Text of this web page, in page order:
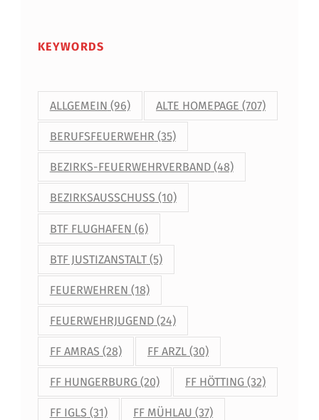
KEYWORDS
ALLGEMEIN (96) ALTE HOMEPAGE (707)
BERUFSFEUERWEHR (35)
BEZIRKS-FEUERWEHRVERBAND(48)
BEZIRKSAUSSCHUSS (10)
BTF FLUGHAFEN (6)
BTF JUSTIZANSTALT(5)
FEUERWEHREN (18)
FEUERWEHRJUGEND(24)
FF AMRAS (28) FF ARZL (30)
FF HUNGERBURG(20) FF HÖTTING (32)
FF IGLS (31) FF MÜHLAU (37)